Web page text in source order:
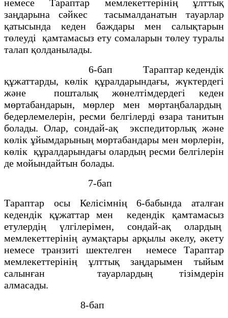
немесе Тараптар мемлекеттерiнiң ұлттық
заңдарына сәйкес тасымалданатын тауарлар
қатысында кеден баждары мен салықтарын
төлеудi қамтамасыз ету сомаларын төлеу туралы
талап қолданылады.
6-бап Тараптар кедендiк
құжаттарды, көлiк құралдарындағы, жүктердегi
және пошталық жөнелтiмдердегi кеден
мөртабандарын, мөрлер мен мөртаңбалардың
бедерлемелерiн, ресми белгiлердi өзара танитын
болады. Олар, сондай-ақ экспедиторлық және
көлiк ұйымдарының мөртабандары мен мөрлерiн,
көлiк құралдарындағы олардың ресми белгiлерiн
де мойындайтын болады.
7-бап
Тараптар осы Келiсiмнiң 6-бабында аталған
кедендiк құжаттар мен кедендiк қамтамасыз
етулердiң үлгiлерiмен, сондай-ақ олардың
мемлекеттерiнің аумақтары арқылы әкелу, әкету
немесе транзитi шектелген немесе Тараптар
мемлекеттерiнiң ұлттық заңдарымен тыйым
салынған тауарлардың тiзiмдерiн
алмасады.
8-бап